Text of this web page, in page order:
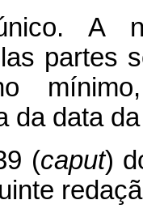
A
partes
da data
(caput)